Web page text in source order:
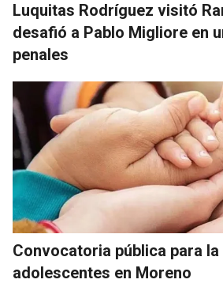
Luquitas Rodríguez visitó
desafió a Pablo Migliore en
penales
Convocatoria pública para la
adolescentes en Moreno